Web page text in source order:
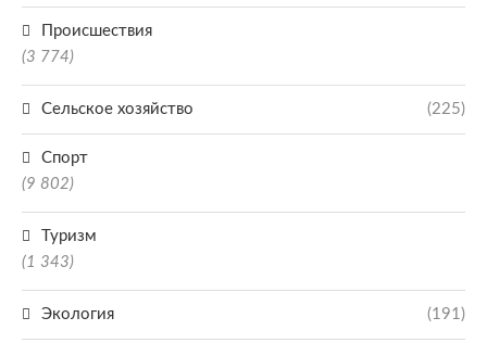
Происшествия
(3 774)
Сельское хозяйство (225)
Спорт
(9 802)
Туризм
(1 343)
Экология (191)